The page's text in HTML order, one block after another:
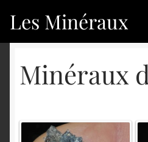
Aller
à
navigation
Aller
au
Les Minéraux
Catégories
Boutique
Minéraux